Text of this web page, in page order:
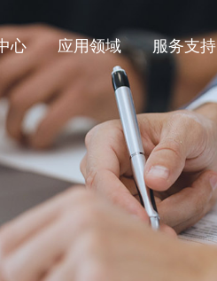
心 应用领域 服务支持